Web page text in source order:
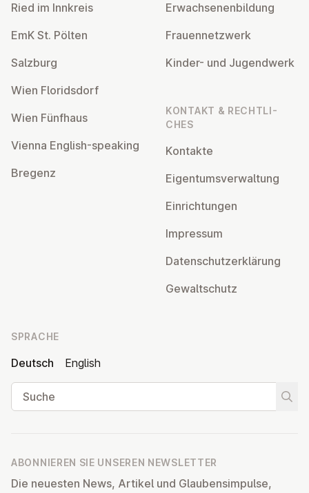
Ried im Innkreis
EmK St. Pölten
Salzburg
Wien Flo­rids­dorf
Wien Fünfhaus
Vienna English-speaking
Bregenz
Er­wach­se­nen­bil­dung
Frau­en­netz­werk
Kinder- und Ju­gend­werk
KONTAKT & RECHT­LI­
CHES
Kontakte
Ei­gen­tums­ver­wal­tung
Ein­rich­tun­gen
Impressum
Da­ten­schutz­er­klä­rung
Ge­walt­schutz
SPRACHE
Deutsch
English
Suche
ABONNIEREN SIE UNSEREN NEWSLETTER
Die neuesten News, Artikel und Glaubensimpulse,